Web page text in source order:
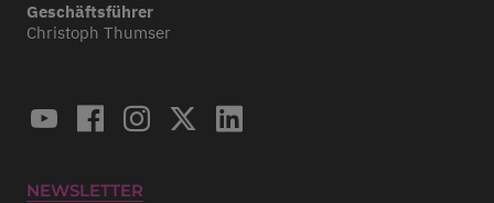
Geschäftsführer
Christoph Thumser
NEWSLETTER